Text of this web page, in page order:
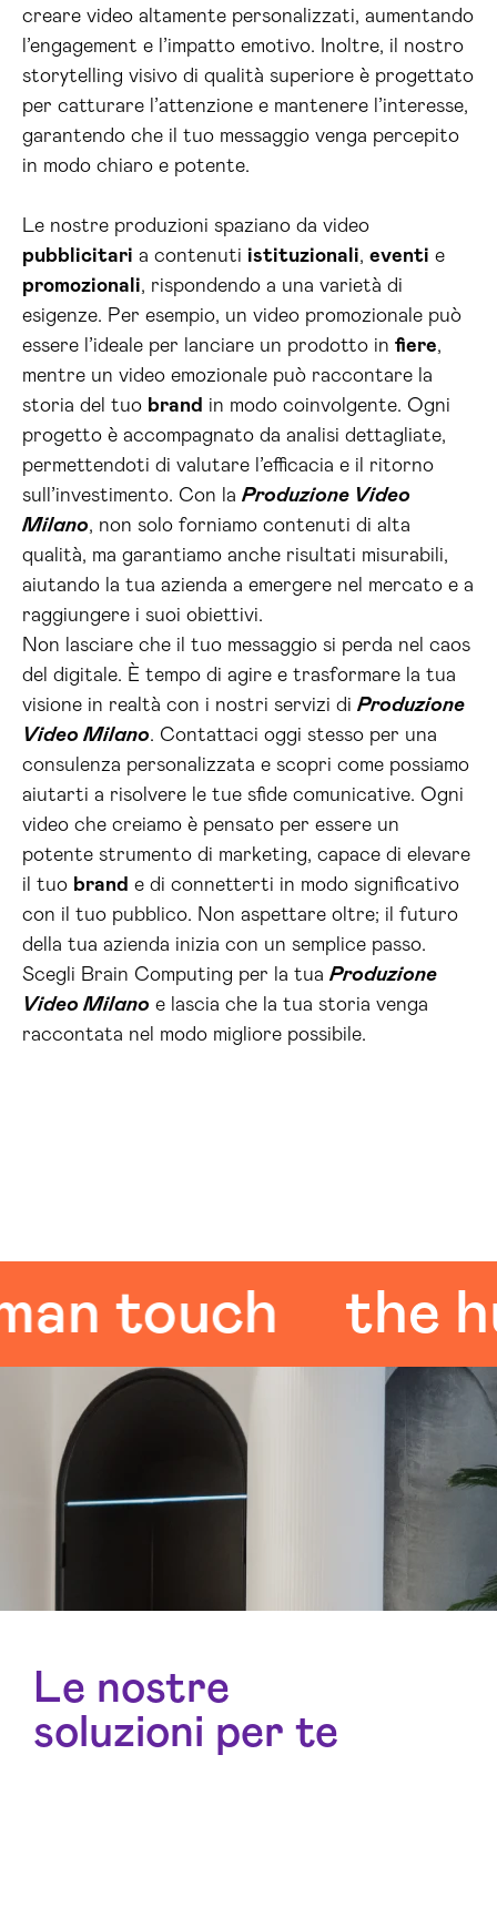
creare video altamente personalizzati, aumentando
l’engagement e l’impatto emotivo. Inoltre, il nostro
storytelling visivo di qualità superiore è progettato
per catturare l’attenzione e mantenere l’interesse,
garantendo che il tuo messaggio venga percepito
in modo chiaro e potente.
Le nostre produzioni spaziano da video
pubblicitari a contenuti istituzionali, eventi e
promozionali, rispondendo a una varietà di
esigenze. Per esempio, un video promozionale può
essere l’ideale per lanciare un prodotto in fiere,
mentre un video emozionale può raccontare la
storia del tuo brand in modo coinvolgente. Ogni
progetto è accompagnato da analisi dettagliate,
permettendoti di valutare l’efficacia e il ritorno
sull’investimento. Con la Produzione Video
Milano, non solo forniamo contenuti di alta
qualità, ma garantiamo anche risultati misurabili,
aiutando la tua azienda a emergere nel mercato e a
raggiungere i suoi obiettivi.
Non lasciare che il tuo messaggio si perda nel caos
del digitale. È tempo di agire e trasformare la tua
visione in realtà con i nostri servizi di Produzione
Video Milano. Contattaci oggi stesso per una
consulenza personalizzata e scopri come possiamo
aiutarti a risolvere le tue sfide comunicative. Ogni
video che creiamo è pensato per essere un
potente strumento di marketing, capace di elevare
il tuo brand e di connetterti in modo significativo
con il tuo pubblico. Non aspettare oltre; il futuro
della tua azienda inizia con un semplice passo.
Scegli Brain Computing per la tua Produzione
Video Milano e lascia che la tua storia venga
raccontata nel modo migliore possibile.
touch the
Le nostre
soluzioni per te